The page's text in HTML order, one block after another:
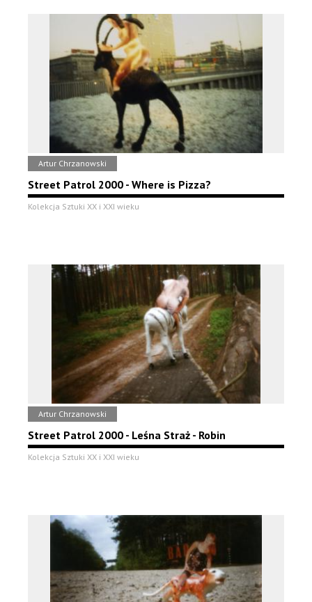
Artur Chrzanowski
Street Patrol 2000 - Where is Pizza?
Kolekcja Sztuki XX i XXI wieku
Artur Chrzanowski
Street Patrol 2000 - Leśna Straż - Robin
Kolekcja Sztuki XX i XXI wieku